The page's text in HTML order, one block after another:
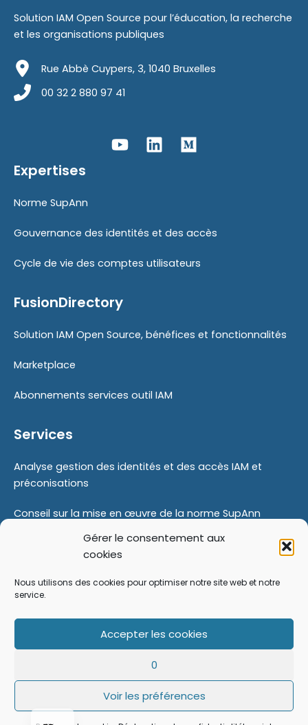
Gérer le consentement aux
cookies
Nous utilisons des cookies pour optimiser notre site web et notre
service.
Accepter les cookies
0
Voir les préférences
Solution IAM Open Source pour l’éducation, la recherche
et les organisations publiques
Rue Abbè Cuypers, 3, 1040 Bruxelles
00 32 2 880 97 41
Expertises
Norme SupAnn
Gouvernance des identités et des accès
Cycle de vie des comptes utilisateurs
FusionDirectory
Solution IAM Open Source, bénéfices et fonctionnalités
Marketplace
Abonnements services outil IAM
Services
Analyse gestion des identités et des accès IAM et
préconisations
Conseil sur la mise en œuvre de la norme SupAnn
Proof Of Concept
Accompagnement au changement
Copyright © 2026 FusionDirectory
DE